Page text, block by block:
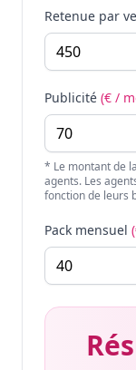
Retenue par
Publicité (€ /
* Le montant de
agents. Les
fonction de leurs
Pack mensuel